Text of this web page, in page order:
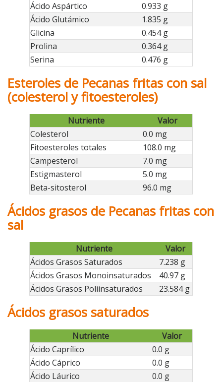
Ácido Aspártico
0.933 g
Ácido Glutámico
1.835 g
Glicina
0.454 g
Prolina
0.364 g
Serina
0.476 g
Esteroles de Pecanas fritas con sal
(colesterol y fitoesteroles)
Nutriente
Valor
Colesterol
0.0 mg
Fitoesteroles totales
108.0 mg
Campesterol
7.0 mg
Estigmasterol
5.0 mg
Beta-sitosterol
96.0 mg
Ácidos grasos de Pecanas fritas con
sal
Nutriente
Valor
Ácidos Grasos Saturados
7.238 g
Ácidos Grasos Monoinsaturados
40.97 g
Ácidos Grasos Poliinsaturados
23.584 g
Ácidos grasos saturados
Nutriente
Valor
Ácido Caprílico
0.0 g
Ácido Cáprico
0.0 g
Ácido Láurico
0.0 g